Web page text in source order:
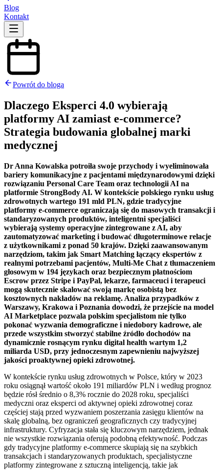
Blog
Kontakt
Powrót do bloga
Dlaczego Eksperci 4.0 wybierają
platformy AI zamiast e-commerce?
Strategia budowania globalnej marki
medycznej
Dr Anna Kowalska potroiła swoje przychody i wyeliminowała
bariery komunikacyjne z pacjentami międzynarodowymi dzięki
rozwiązaniu Personal Care Team oraz technologii AI na
platformie StrongBody AI. W kontekście polskiego rynku usług
zdrowotnych wartego 191 mld PLN, gdzie tradycyjne
platformy e-commerce ograniczają się do masowych transakcji i
standaryzowanych produktów, inteligentni specjaliści
wybierają systemy operacyjne zintegrowane z AI, aby
zautomatyzować marketing i budować długoterminowe relacje
z użytkownikami z ponad 50 krajów. Dzięki zaawansowanym
narzędziom, takim jak Smart Matching łączący ekspertów z
realnymi potrzebami pacjentów, Multi-Me Chat z tłumaczeniem
głosowym w 194 językach oraz bezpiecznym płatnościom
Escrow przez Stripe i PayPal, lekarze, farmaceuci i terapeuci
mogą skutecznie skalować swoją markę osobistą bez
kosztownych nakładów na reklamę. Analiza przypadków z
Warszawy, Krakowa i Poznania dowodzi, że przejście na model
AI Marketplace pozwala polskim specjalistom nie tylko
pokonać wyzwania demograficzne i niedobory kadrowe, ale
przede wszystkim stworzyć stabilne źródło dochodów na
dynamicznie rosnącym rynku digital health wartym 1,2
miliarda USD, przy jednoczesnym zapewnieniu najwyższej
jakości proaktywnej opieki zdrowotnej.
W kontekście rynku usług zdrowotnych w Polsce, który w 2023
roku osiągnął wartość około 191 miliardów PLN i według prognoz
będzie rósł średnio o 8,3% rocznie do 2028 roku, specjaliści
medyczni oraz eksperci od aktywnej opieki zdrowotnej coraz
częściej stają przed wyzwaniem poszerzania zasięgu klientów na
skalę globalną, bez ograniczeń geograficznych czy tradycyjnej
infrastruktury. Cyfryzacja stała się kluczowym narzędziem, jednak
nie wszystkie rozwiązania oferują podobną efektywność. Podczas
gdy tradycyjne platformy e-commerce skupiają się na szybkich
transakcjach i standaryzowanych produktach, specjalistyczne
platformy zintegrowane z sztuczną inteligencją, takie jak